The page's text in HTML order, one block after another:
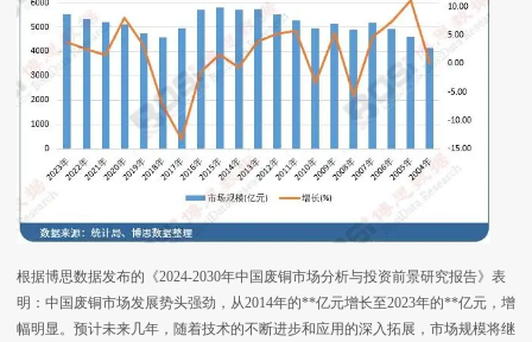
根据博思数据发布的《2024-2030年中国废铜市场分析与投资前景研究报告》表
明：中国废铜市场发展势头强劲，从2014年的**亿元增长至2023年的**亿元，增
幅明显。预计未来几年，随着技术的不断进步和应用的深入拓展，市场规模将继